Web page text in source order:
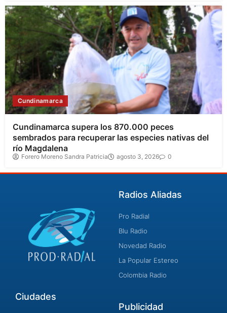
Cundinamarca
Cundinamarca supera los 870.000 peces
sembrados para recuperar las especies nativas del
río Magdalena
Forero Moreno Sandra Patricia agosto 3, 2026 0
Radios Aliadas
Pro Radial
Blu Radio
Novedad Radio
La Popular Estereo
Colombia Radio
Ciudades
Publicidad